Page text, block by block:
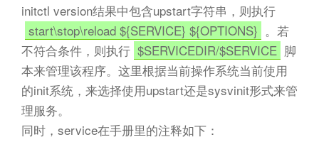
initctl version结果中包含upstart字符串，则执行
start\stop\reload ${SERVICE} ${OPTIONS} 。若
不符合条件，则执行 $SERVICEDIR/$SERVICE 脚
本来管理该程序。这里根据当前操作系统当前使用
的init系统，来选择使用upstart还是sysvinit形式来管
理服务。
同时，service在手册里的注释如下：